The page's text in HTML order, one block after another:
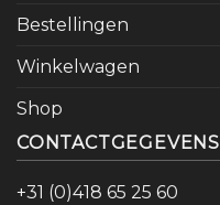
Bestellingen
Winkelwagen
Shop
CONTACTGEGEVENS
+31 (0)418 65 25 60